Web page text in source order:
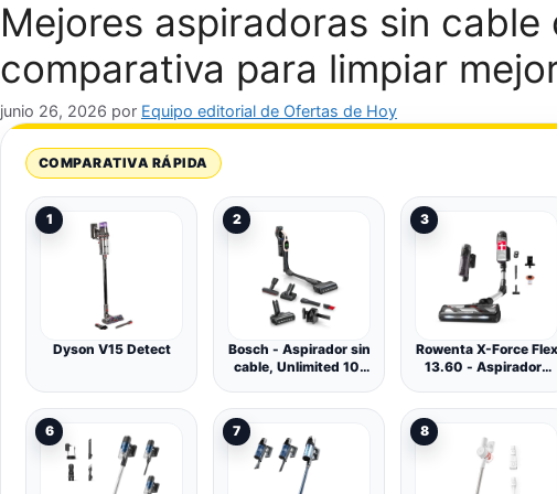
Mejores aspiradoras sin cable
comparativa para limpiar
junio 26, 2026 por Equipo editorial de Ofertas de Hoy
COMPARATIVA RÁPIDA
1
Dyson V15 Detect
2
Bosch - Aspirador sin
cable, Unlimited 10,
BKS1041RHF
3
Rowenta X-Force Flex
13.60 - Aspiradora
alérgico, Potencia de
Limpieza Profunda,
articulación Flexible,
150 W, hasta 60
6
7 8